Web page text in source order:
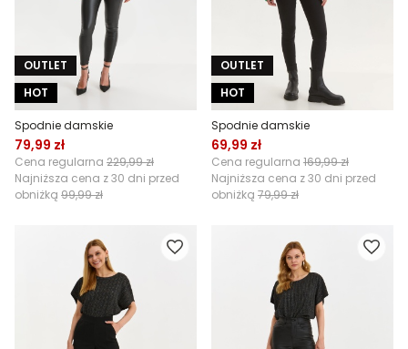
OUTLET
HOT
Spodnie damskie
79,99 zł
Cena regularna 229,99 zł
Najniższa cena z 30 dni przed
obniżką 99,99 zł
OUTLET
HOT
Spodnie damskie
69,99 zł
Cena regularna 169,99 zł
Najniższa cena z 30 dni przed
obniżką 79,99 zł